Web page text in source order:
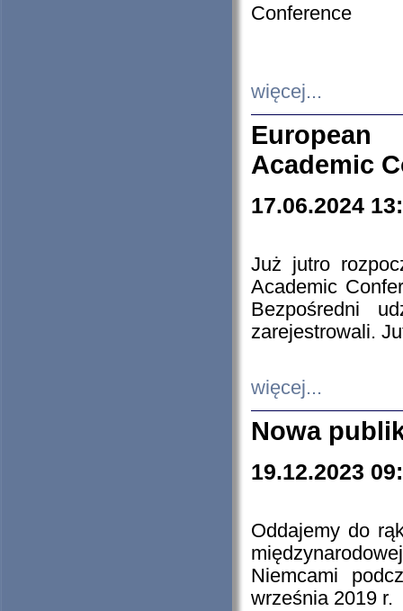
Conference
więcej...
European
Academic
17.06.2024
Już jutro
Academic
Bezpośredni
zarejestrowali.
więcej...
Nowa
19.12.2023
Oddajemy do
Niemcami
września 2019 r.